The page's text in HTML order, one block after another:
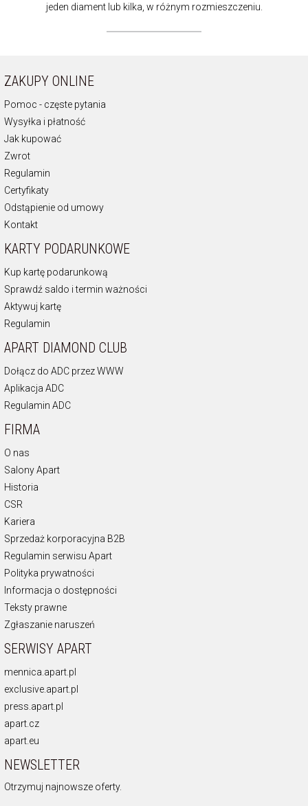
jeden diament lub kilka, w różnym rozmieszczeniu.
ZAKUPY ONLINE
Pomoc - częste pytania
Wysyłka i płatność
Jak kupować
Zwrot
Regulamin
Certyfikaty
Odstąpienie od umowy
Kontakt
KARTY PODARUNKOWE
Kup kartę podarunkową
Sprawdź saldo i termin ważności
Aktywuj kartę
Regulamin
APART DIAMOND CLUB
Dołącz do ADC przez WWW
Aplikacja ADC
Regulamin ADC
FIRMA
O nas
Salony Apart
Historia
CSR
Kariera
Sprzedaż korporacyjna B2B
Regulamin serwisu Apart
Polityka prywatności
Informacja o dostępności
Teksty prawne
Zgłaszanie naruszeń
SERWISY APART
mennica.apart.pl
exclusive.apart.pl
press.apart.pl
apart.cz
apart.eu
NEWSLETTER
Otrzymuj najnowsze oferty.